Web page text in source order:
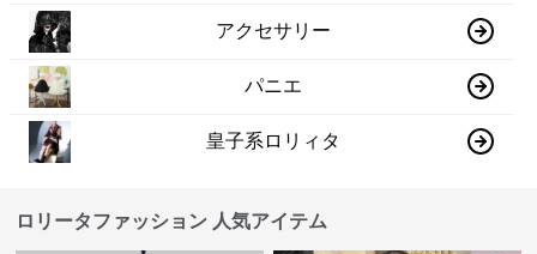
アクセサリー
パニエ
皇子系ロリィタ
ロリータファッション 人気アイテム